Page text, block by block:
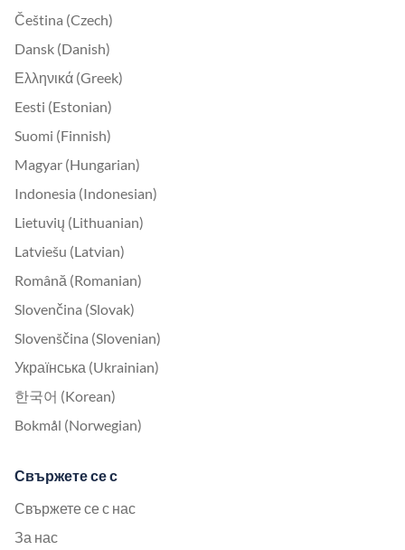
Čeština (Czech)
Dansk (Danish)
Ελληνικά (Greek)
Eesti (Estonian)
Suomi (Finnish)
Magyar (Hungarian)
Indonesia (Indonesian)
Lietuvių (Lithuanian)
Latviešu (Latvian)
Română (Romanian)
Slovenčina (Slovak)
Slovenščina (Slovenian)
Українська (Ukrainian)
한국어 (Korean)
Bokmål (Norwegian)
Свържете се с
Свържете се с нас
За нас